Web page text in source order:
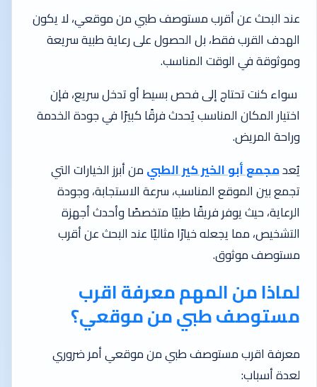
عند البحث عن أقرب مستوصف طبي من موقعي، لا يكون
الهدف القرب فقط، بل الحصول على رعاية طبية سريعة
وموثوقة في الوقت المناسب.
سواء كنت تحتاج إلى فحص بسيط أو تدخل سريع، فإن
اختيار المكان المناسب يُحدث فرقًا كبيرًا في جودة الخدمة
وراحة المريض.
يُعدمجمع أبو الخير كير الطبيمن أبرز الخيارات التي
تجمع بين الموقع المناسب، سرعة الاستجابة، وجودة
الرعاية، حيث يوفر فريقًا طبيًا متخصصًا وأحدث أجهزة
التشخيص، مما يجعله خيارًا مثاليًا عند البحث عن أقرب
مستوصف موثوق.
لماذا من المهم معرفة اقرب
مستوصف طبي من موقعي؟
معرفة اقرب مستوصف طبي من موقعي أمر ضروري
لعدة أسباب: